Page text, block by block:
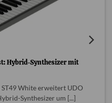
Hybrid-Synthesizer mit
White erweitert UDO
Synthesizer um [...]